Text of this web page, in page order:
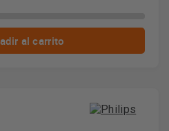
al carrito